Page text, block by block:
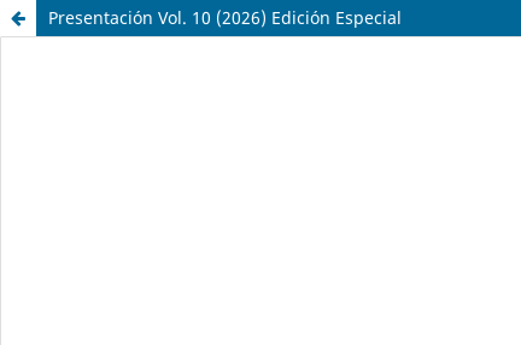
Presentación Vol. 10 (2026) Edición Especial